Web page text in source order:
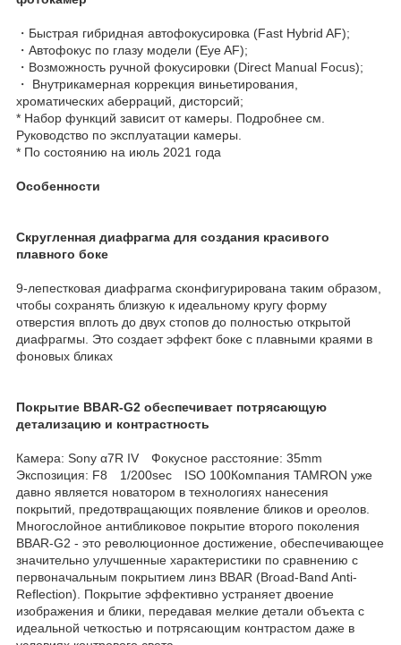
・Быстрая гибридная автофокусировка (Fast Hybrid AF);
・Автофокус по глазу модели (Eye AF);
・Возможность ручной фокусировки (Direct Manual Focus);
・ Внутрикамерная коррекция виньетирования,
хроматических аберраций, дисторсий;
* Набор функций зависит от камеры. Подробнее см.
Руководство по эксплуатации камеры.
* По состоянию на июль 2021 года
Особенности
Скругленная диафрагма для создания красивого
плавного боке
9-лепестковая диафрагма сконфигурирована таким образом,
чтобы сохранять близкую к идеальному кругу форму
отверстия вплоть до двух стопов до полностью открытой
диафрагмы. Это создает эффект боке с плавными краями в
фоновых бликах
Покрытие BBAR-G2 обеспечивает потрясающую
детализацию и контрастность
Камера: Sony α7R IV Фокусное расстояние: 35mm
Экспозиция: F8 1/200sec ISO 100Компания TAMRON уже
давно является новатором в технологиях нанесения
покрытий, предотвращающих появление бликов и ореолов.
Многослойное антибликовое покрытие второго поколения
BBAR-G2 - это революционное достижение, обеспечивающее
значительно улучшенные характеристики по сравнению с
первоначальным покрытием линз BBAR (Broad-Band Anti-
Reflection). Покрытие эффективно устраняет двоение
изображения и блики, передавая мелкие детали объекта с
идеальной четкостью и потрясающим контрастом даже в